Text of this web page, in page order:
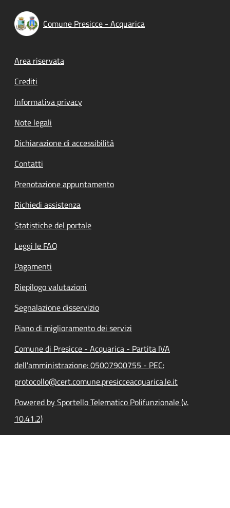
Comune Presicce - Acquarica
Footer menu
Area riservata
Crediti
Informativa privacy
Note legali
Dichiarazione di accessibilità
Contatti
Prenotazione appuntamento
Richiedi assistenza
Statistiche del portale
Leggi le FAQ
Pagamenti
Riepilogo valutazioni
Segnalazione disservizio
Piano di miglioramento dei servizi
Comune di Presicce - Acquarica - Partita IVA
dell'amministrazione: 05007900755 - PEC:
protocollo@cert.comune.presicceacquarica.le.it
Powered by Sportello Telematico Polifunzionale (v.
10.41.2)